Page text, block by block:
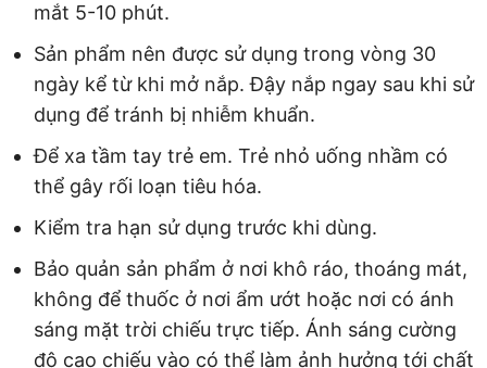
mắt 5-10 phút.
Sản phẩm nên được sử dụng trong vòng 30
ngày kể từ khi mở nắp. Đậy nắp ngay sau khi sử
dụng để tránh bị nhiễm khuẩn.
Để xa tầm tay trẻ em. Trẻ nhỏ uống nhầm có
thể gây rối loạn tiêu hóa.
Kiểm tra hạn sử dụng trước khi dùng.
Bảo quản sản phẩm ở nơi khô ráo, thoáng mát,
không để thuốc ở nơi ẩm ướt hoặc nơi có ánh
sáng mặt trời chiếu trực tiếp. Ánh sáng cường
độ cao chiếu vào có thể làm ảnh hưởng tới chất